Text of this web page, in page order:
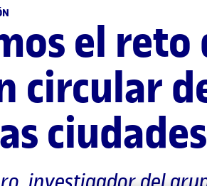
el
circular